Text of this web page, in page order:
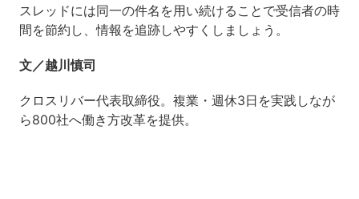
スレッドには同一の件名を用い続けることで受信者の時
間を節約し、情報を追跡しやすくしましょう。
文／越川慎司
クロスリバー代表取締役。複業・週休3日を実践しなが
ら800社へ働き方改革を提供。